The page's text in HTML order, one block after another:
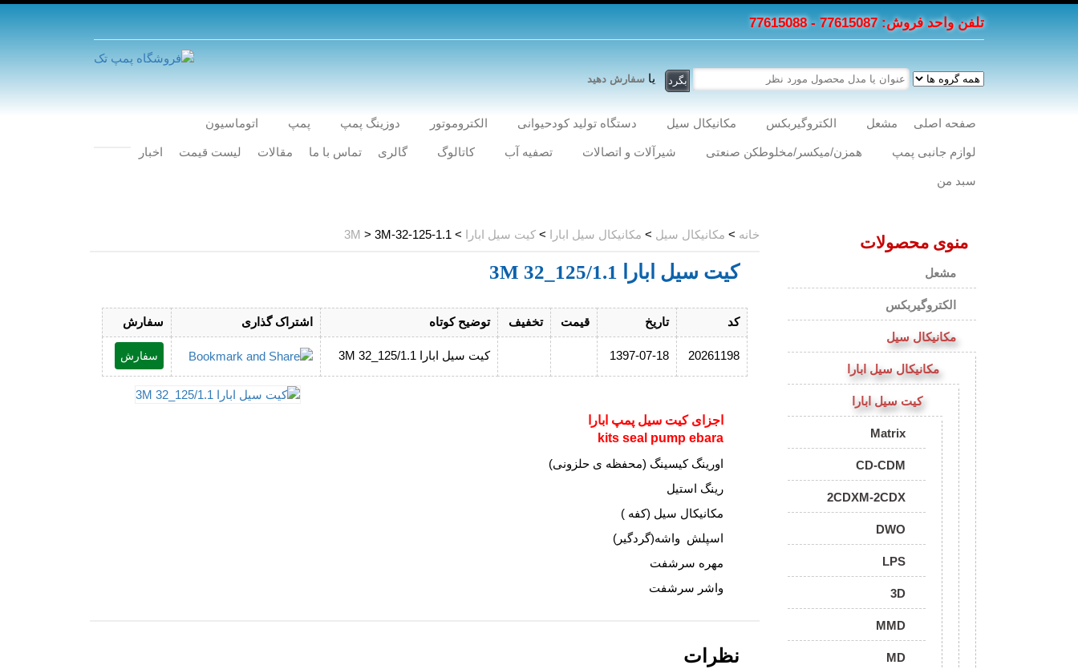
تلفن واحد فروش: 77615087 - 77615088
یا سفارش دهید
صفحه اصلی مشعل الکتروگیربکس مکانیکال سیل دستگاه تولید کودحیوانی الکتروموتور دوزینگ پمپ پمپ اتوماسیون
لوازم جانبی پمپ همزن/میکسر/مخلوطکن صنعتی شیرآلات و اتصالات تصفیه آب کاتالوگ گالری تماس با ما مقالات لیست قیمت اخبار
سبد من
منوی محصولات
مشعل
الکتروگیربکس
مکانیکال سیل
مکانیکال سیل ابارا
کیت سیل ابارا
Matrix
CD-CDM
2CDXM-2CDX
DWO
LPS
3D
MMD
MD
خانه > مکانیکال سیل > مکانیکال سیل ابارا > کیت سیل ابارا >
3M > 3M-32-125-1.1
کیت سیل ابارا 3M 32_125/1.1
کد تاریخ قیمت تخفیف توضیح کوتاه اشتراک گذاری سفارش
20261198
1397-07-18 کیت سیل ابارا 3M 32_125/1.1 سفارش
اجزای کیت سیل پمپ ابارا
kits seal pump ebara
اورینگ کیسینگ (محفظه ی حلزونی)
رینگ استیل
مکانیکال سیل (کفه )
اسپلش واشه(گردگیر)
مهره سرشفت
واشر سرشفت
نظرات